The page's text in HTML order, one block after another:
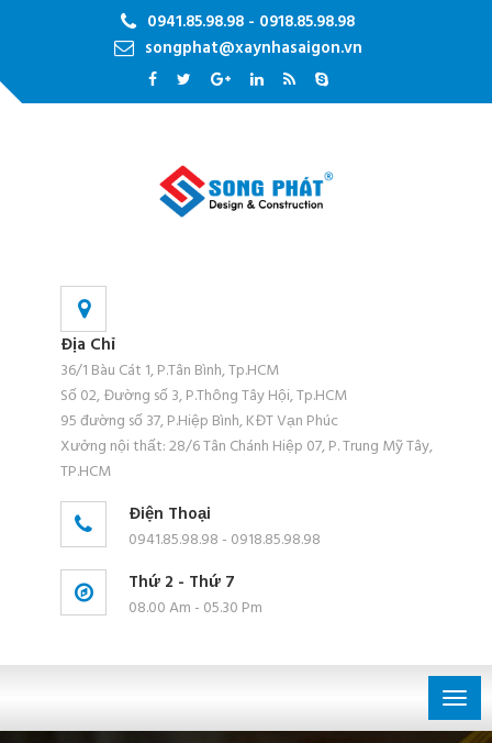
0941.85.98.98 - 0918.85.98.98
songphat@xaynhasaigon.vn
Địa Chỉ
36/1 Bàu Cát 1, P.Tân Bình, Tp.HCM
Số 02, Đường số 3, P.Thông Tây Hội, Tp.HCM
95 đường số 37, P.Hiệp Bình, KĐT Vạn Phúc
Xưởng nội thất: 28/6 Tân Chánh Hiệp 07, P. Trung Mỹ Tây,
TP.HCM
Điện Thoại
0941.85.98.98 - 0918.85.98.98
Thứ 2 - Thứ 7
08.00 Am - 05.30 Pm